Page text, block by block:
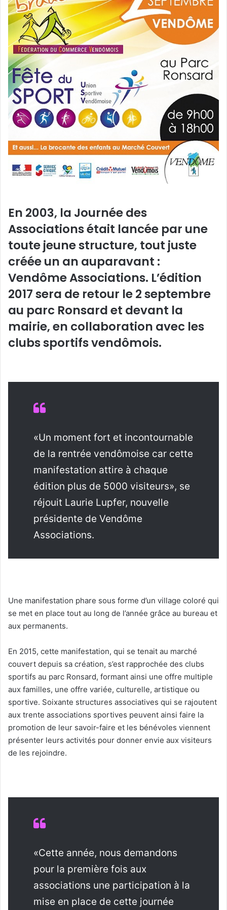
En 2003, la Journée des
Associations était lancée par une
toute jeune structure, tout juste
créée un an auparavant :
Vendôme Associations. L’édition
2017 sera de retour le 2 septembre
au parc Ronsard et devant la
mairie, en collaboration avec les
clubs sportifs vendômois.
«Un moment fort et incontournable
de la rentrée vendômoise car cette
manifestation attire à chaque
édition plus de 5000 visiteurs», se
réjouit Laurie Lupfer, nouvelle
présidente de Vendôme
Associations.
Une manifestation phare sous forme d’un village coloré qui
se met en place tout au long de l’année grâce au bureau et
aux permanents.
En 2015, cette manifestation, qui se tenait au marché
couvert depuis sa création, s’est rapprochée des clubs
sportifs au parc Ronsard, formant ainsi une offre multiple
aux familles, une offre variée, culturelle, artistique ou
sportive. Soixante structures associatives qui se rajoutent
aux trente associations sportives peuvent ainsi faire la
promotion de leur savoir-faire et les bénévoles viennent
présenter leurs activités pour donner envie aux visiteurs
de les rejoindre.
«Cette année, nous demandons
pour la première fois aux
associations une participation à la
mise en place de cette journée